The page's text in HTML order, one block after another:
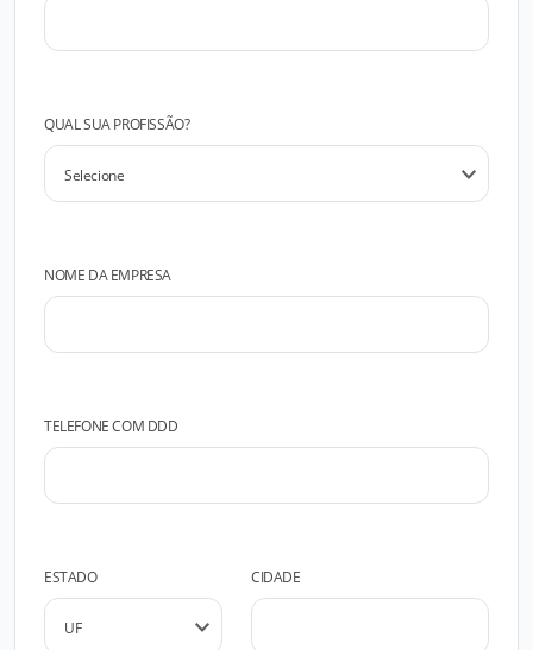
QUAL SUA PROFISSÃO?
NOME DA EMPRESA
TELEFONE COM DDD
ESTADO CIDADE